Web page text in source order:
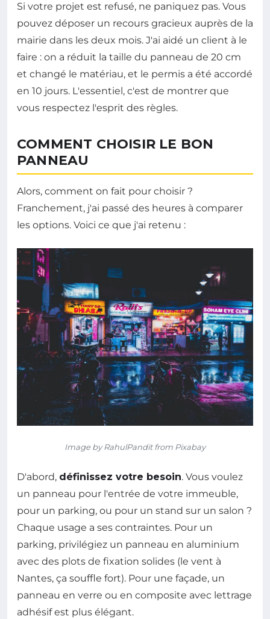
Si votre projet est refusé, ne paniquez pas. Vous
pouvez déposer un recours gracieux auprès de la
mairie dans les deux mois. J'ai aidé un client à le
faire : on a réduit la taille du panneau de 20 cm
et changé le matériau, et le permis a été accordé
en 10 jours. L'essentiel, c'est de montrer que
vous respectez l'esprit des règles.
COMMENT CHOISIR LE BON
PANNEAU
Alors, comment on fait pour choisir ?
Franchement, j'ai passé des heures à comparer
les options. Voici ce que j'ai retenu :
Image by RahulPandit from Pixabay
D'abord, définissez votre besoin. Vous voulez
un panneau pour l'entrée de votre immeuble,
pour un parking, ou pour un stand sur un salon ?
Chaque usage a ses contraintes. Pour un
parking, privilégiez un panneau en aluminium
avec des plots de fixation solides (le vent à
Nantes, ça souffle fort). Pour une façade, un
panneau en verre ou en composite avec lettrage
adhésif est plus élégant.